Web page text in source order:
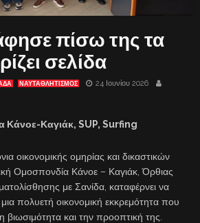
πίσω της τα
σελίδα
ΝΑΥΤΑΘΛΗΤΙΣΜΟΣ
24 Ιουνίου 2026
Κάνοε-Καγιάκ, SUP, Surfing
οικονομικής ομηρίας και δικαστικών
Ομοσπονδία Κάνοε – Καγιάκ, Όρθιας
με Σανίδα, καταφέρνει να
μια πολυετή οικονομική εκκρεμότητα που
βιωσιμότητα και την προοπτική της.